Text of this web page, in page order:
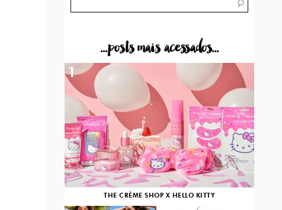
...posts mais acessados...
THE CRÈME SHOP X HELLO KITTY
1